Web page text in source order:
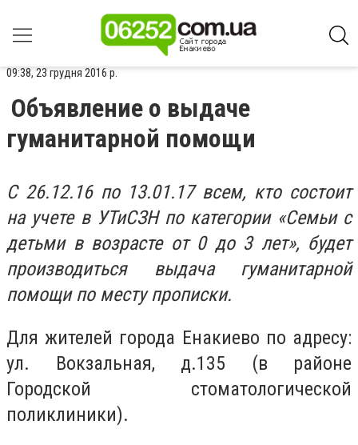
09:38, 23 грудня 2016 р.
Объявление о выдаче
гуманитарной помощи
С 26.12.16 по 13.01.17 всем, кто состоит
на учете в УТиСЗН по категории «Семьи с
детьми в возрасте от 0 до 3 лет», будет
производиться выдача гуманитарной
помощи по месту прописки.
Для жителей города Енакиево по адресу:
ул. Вокзальная, д.135 (в районе
Городской стоматологической
поликлиники).